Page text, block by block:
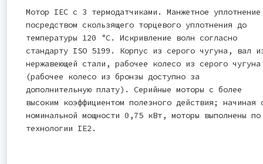
Мотор IEC с 3 термодатчиками. Манжетное уплотнение
посредством скользящего торцевого уплотнения до
температуры 120 °C. Искривление волн согласно
стандарту ISO 5199. Корпус из серого чугуна, вал
нержавеющей стали, рабочее колесо из серого чугуна
(рабочее колесо из бронзы доступно за
дополнительную плату). Серийные моторы с более
высоким коэффициентом полезного действия; начиная
номинальной мощности 0,75 кВт, моторы выполнены по
технологии IE2.